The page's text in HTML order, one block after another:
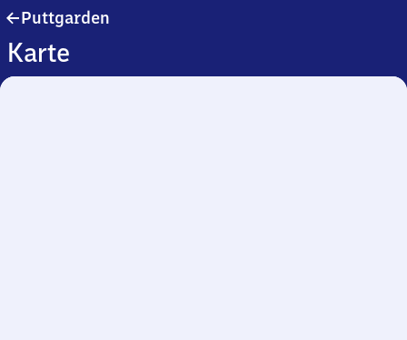
Puttgarden
Karte